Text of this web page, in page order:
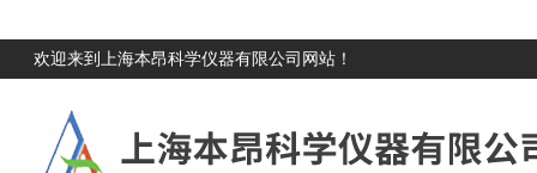
欢迎来到上海本昂科学仪器有限公司网站！